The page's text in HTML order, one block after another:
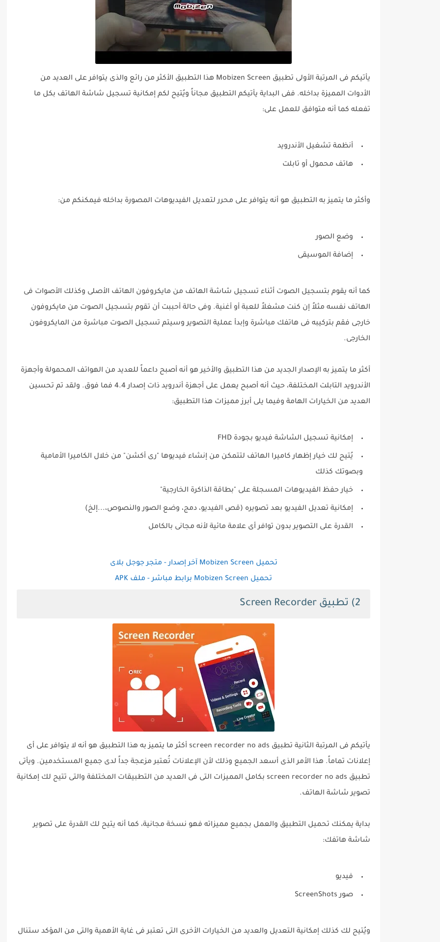
يأتيكم فى المرتبة الأولى تطبيق Mobizen Screen هذا التطبيق الأكثر من رائع والذى يتوافر على العديد من
الأدوات المميزة بداخله. ففى البداية يأتيكم التطبيق مجاناً ويُتيح لكم إمكانية تسجيل شاشة الهاتف بكل ما
تفعله كما أنه متوافق للعمل على:
أنظمة تشغيل الأندرويد
هاتف محمول أو تابلت
وأكثر ما يتميز به التطبيق هو أنه يتوافر على محرر لتعديل الفيديوهات المصورة بداخله فيمكنكم من:
وضع الصور
إضافة الموسيقى
كما أنه يقوم بتسجيل الصوت أثناء تسجيل شاشة الهاتف من مايكروفون الهاتف الأصلى وكذلك الأصوات فى
الهاتف نفسه مثلاً إن كنت مشغلاً للعبة أو أغنية. وفى حالة أحببت أن تقوم بتسجيل الصوت من مايكروفون
خارجى فقم بتركيبه فى هاتفك مباشرة وإبدأ عملية التصوير وسيتم تسجيل الصوت مباشرة من المايكروفون
الخارجى.
أكثر ما يتميز به الإصدار الجديد من هذا التطبيق والأخير هو أنه أصبح داعماً للعديد من الهواتف المحمولة وأجهزة
الأندرويد التابلت المختلفة، حيث أنه أصبح يعمل على أجهزة أندرويد ذات إصدار 4.4 فما فوق. ولقد تم تحسين
العديد من الخيارات الهامة وفيما يلى أبرز مميزات هذا التطبيق:
إمكانية تسجيل الشاشة فيديو بجودة FHD
يُتيح لك خيار إظهار كاميرا الهاتف لتتمكن من إنشاء فيديوها "رى أكشن" من خلال الكاميرا الأمامية
وبصوتك كذلك
خيار حفظ الفيديوهات المسجلة على "بطاقة الذاكرة الخارجية"
إمكانية تعديل الفيديو بعد تصويره (قص الفيديو، دمج، وضع الصور والنصوص،...إلخ)
القدرة على التصوير بدون توافر أى علامة مائية لأنه مجانى بالكامل
تحميل Mobizen Screen آخر إصدار - متجر جوجل بلاى
تحميل Mobizen Screen برابط مباشر - ملف APK
2) تطبيق Screen Recorder
يأتيكم فى المرتبة الثانية تطبيق screen recorder no ads‏ أكثر ما يتميز به هذا التطبيق هو أنه لا يتوافر على أى
إعلانات تماماً. هذا الأمر الذى أسعد الجميع وذلك لأن الإعلانات تُعتبر مزعجة جداً لدى جميع المستخدمين. ويأتى
تطبيق screen recorder no ads‏ بكامل المميزات التى فى العديد من التطبيقات المختلفة والتى تتيح لك إمكانية
تصوير شاشة الهاتف.
بداية يمكنك تحميل التطبيق والعمل بجميع مميزاته فهو نسخة مجانية، كما أنه يتيح لك القدرة على تصوير
شاشة هاتفك:
فيديو
صور ScreenShots
ويُتيح لك كذلك إمكانية التعديل والعديد من الخيارات الأخرى التى تعتبر فى غاية الأهمية والتى من المؤكد ستنال